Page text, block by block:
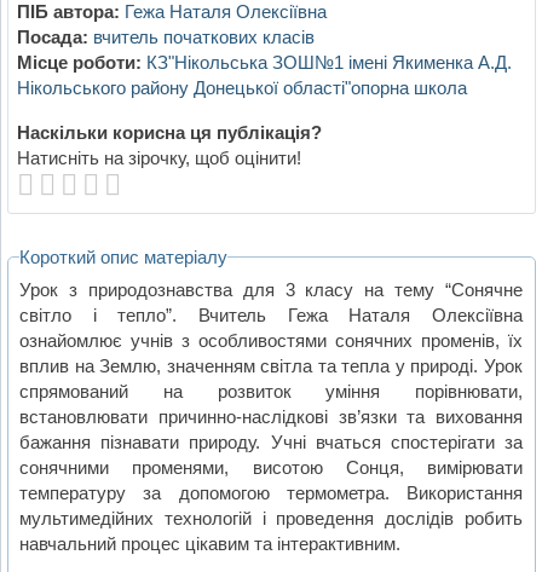
ПІБ автора: Гежа Наталя Олексіївна
Посада: вчитель початкових класів
Місце роботи: КЗ"Нікольська ЗОШ№1 імені Якименка А.Д.
Нікольського району Донецької області"опорна школа
Наскільки корисна ця публікація?
Натисніть на зірочку, щоб оцінити!
Короткий опис матеріалу
Урок з природознавства для 3 класу на тему “Сонячне
світло і тепло”. Вчитель Гежа Наталя Олексіївна
ознайомлює учнів з особливостями сонячних променів, їх
вплив на Землю, значенням світла та тепла у природі. Урок
спрямований на розвиток уміння порівнювати,
встановлювати причинно-наслідкові зв’язки та виховання
бажання пізнавати природу. Учні вчаться спостерігати за
сонячними променями, висотою Сонця, вимірювати
температуру за допомогою термометра. Використання
мультимедійних технологій і проведення дослідів робить
навчальний процес цікавим та інтерактивним.